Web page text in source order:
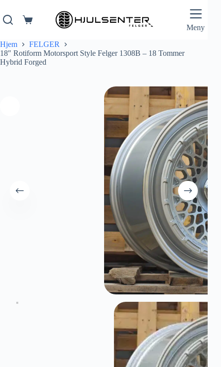
innholdetHandlekurv Meny
Hjem
FELGER
18″ Rotiform Motorsport Style Felger 1308B – 18 Tommer
Hybrid Forged